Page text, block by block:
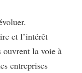
et l’intérêt
ouvrent la voie à
entreprises